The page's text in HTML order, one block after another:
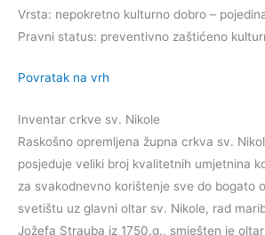
Vrsta: nepokretno kulturno dobro –
Pravni status: preventivno zaštićeno
Povratak na vrh
Inventar crkve sv. Nikole
Raskošno opremljena župna crkva sv.
posjeduje veliki broj kvalitetnih umjetnina
za svakodnevno korištenje sve do bogato
svetištu uz glavni oltar sv. Nikole, rad
Jožefa Strauba iz 1750.g., smješten je